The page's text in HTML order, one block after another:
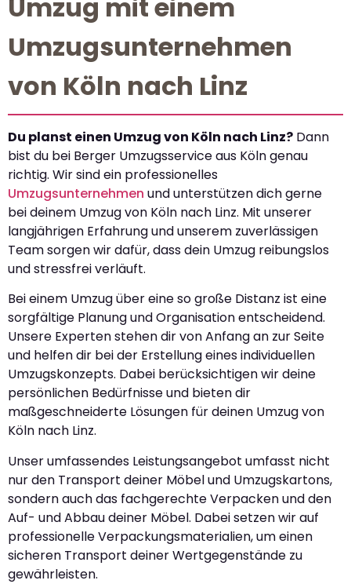
Umzug mit einem
Umzugsunternehmen
von Köln nach Linz
Du planst einen Umzug von Köln nach Linz? Dann
bist du bei Berger Umzugsservice aus Köln genau
richtig. Wir sind ein professionelles
Umzugsunternehmen und unterstützen dich gerne
bei deinem Umzug von Köln nach Linz. Mit unserer
langjährigen Erfahrung und unserem zuverlässigen
Team sorgen wir dafür, dass dein Umzug reibungslos
und stressfrei verläuft.
Bei einem Umzug über eine so große Distanz ist eine
sorgfältige Planung und Organisation entscheidend.
Unsere Experten stehen dir von Anfang an zur Seite
und helfen dir bei der Erstellung eines individuellen
Umzugskonzepts. Dabei berücksichtigen wir deine
persönlichen Bedürfnisse und bieten dir
maßgeschneiderte Lösungen für deinen Umzug von
Köln nach Linz.
Unser umfassendes Leistungsangebot umfasst nicht
nur den Transport deiner Möbel und Umzugskartons,
sondern auch das fachgerechte Verpacken und den
Auf- und Abbau deiner Möbel. Dabei setzen wir auf
professionelle Verpackungsmaterialien, um einen
sicheren Transport deiner Wertgegenstände zu
gewährleisten.